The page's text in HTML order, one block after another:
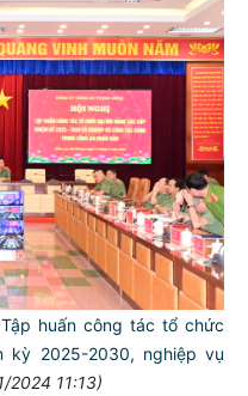
huấn công tác tổ chức
kỳ 2025-2030, nghiệp vụ
2024 11:13)